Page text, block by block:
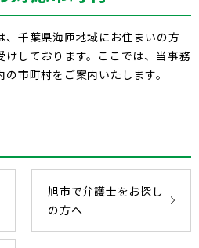
千葉県海匝地域にお住まいの方
しております。ここでは、当事務
市町村をご案内いたします。
旭市で弁護士をお探し
の方へ